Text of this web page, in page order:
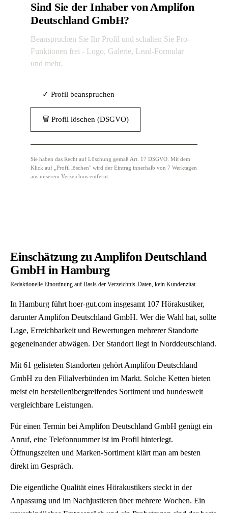
Sind Sie der Inhaber von Amplifon
Deutschland GmbH?
Beanspruchen Sie Ihr Profil und schalten Sie Pro-
Funktionen frei - Logo, Galerie, Lead-Formular
und mehr.
✓ Profil beanspruchen
🗑 Profil löschen (DSGVO)
Sie haben das Recht auf Löschung gemäß Art. 17 DSGVO. Mit dem
Klick auf „Profil löschen" wird der Eintrag innerhalb von 7 Werktagen
aus unserem Verzeichnis entfernt.
Einschätzung zu Amplifon Deutschland
GmbH in Hamburg
Redaktionelle Einordnung auf Basis der Verzeichnis-Daten, kein Kundenzitat.
In Hamburg führt hoer-gut.com insgesamt 107 Hörakustiker,
darunter Amplifon Deutschland GmbH. Wer die Wahl hat, sollte
Lage, Erreichbarkeit und Bewertungen mehrerer Standorte
gegeneinander abwägen. Der Standort liegt in Norddeutschland.
Mit 61 gelisteten Standorten gehört Amplifon Deutschland
GmbH zu den Filialverbünden im Markt. Solche Ketten bieten
meist ein herstellerübergreifendes Sortiment und bundesweit
vergleichbare Leistungen.
Für einen Termin bei Amplifon Deutschland GmbH genügt ein
Anruf, eine Telefonnummer ist im Profil hinterlegt.
Öffnungszeiten und Marken-Sortiment klärt man am besten
direkt im Gespräch.
Die eigentliche Qualität eines Hörakustikers steckt in der
Anpassung und im Nachjustieren über mehrere Wochen. Ein